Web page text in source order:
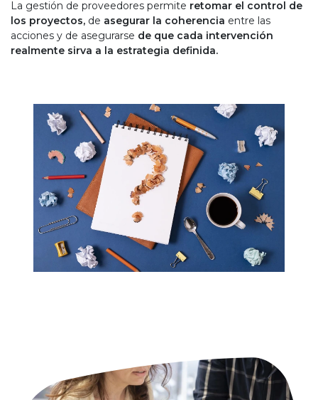
La gestión de proveedores permite retomar el control de
los proyectos, de asegurar la coherencia entre las
acciones y de asegurarse de que cada intervención
realmente sirva a la estrategia definida.